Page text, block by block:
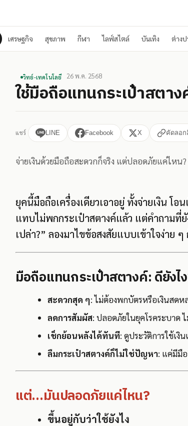
เศรษฐกิจ สุขภาพ กีฬา ไลฟ์สไตล์ บันเทิง ต่างป
วิทย์-เทคโนโลยี 26 พ.ค. 2568
ใช้มือถือแทนกระเป๋าสตา
แชร์ LINE Facebook X คัดลอก
จ่ายเงินด้วยมือถือสะดวกก็จริง แต่ปลอดภัยแค่ไหน
ยุคนี้มือถือเครื่องเดียวเอาอยู่ ทั้งจ่ายเงิน
แทบไม่พกกระเป๋าสตางค์แล้ว แต่คำถามที่
เปล่า?” ลองมาไขข้อสงสัยแบบเข้าใจง่าย
มือถือแทนกระเป๋าสตางค์: ดียังไ
สะดวกสุด ๆ: ไม่ต้องพกบัตรหรือเงินสด
ลดการสัมผัส: ปลอดภัยในยุคโรคระบาด
เช็กย้อนหลังได้ทันที: ดูประวัติการใช้เงิ
ลืมกระเป๋าสตางค์ก็ไม่ใช่ปัญหา: แค่มีมื
แต่…มันปลอดภัยแค่ไหน?
ขึ้นอยู่กับว่าใช้ยังไง